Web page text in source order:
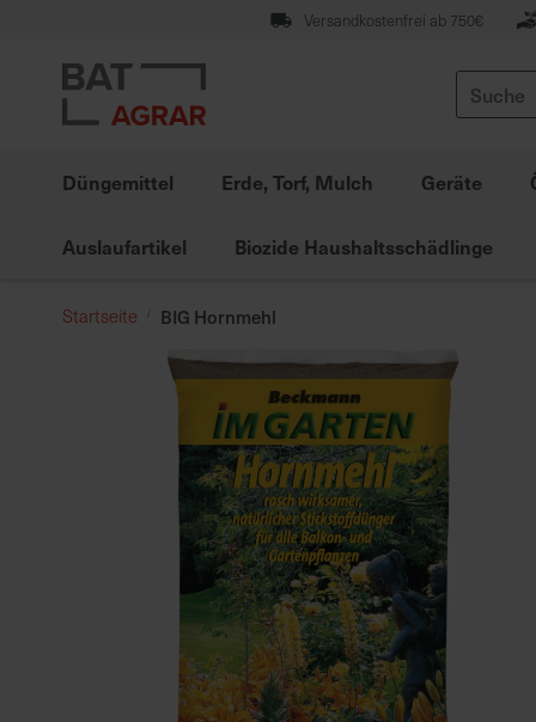
springen
Versandkostenfrei ab 750€
Suche
Düngemittel Erde, Torf, Mulch Geräte
Auslaufartikel Biozide Haushaltsschädlinge
Startseite BIG Hornmehl